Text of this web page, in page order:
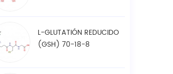
L-GLUTATIÓN REDUCIDO
(GSH) 70-18-8